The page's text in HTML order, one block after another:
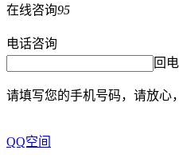
在线咨询95
电话咨询
回电
请填写您的手机号码，请放心
QQ空间